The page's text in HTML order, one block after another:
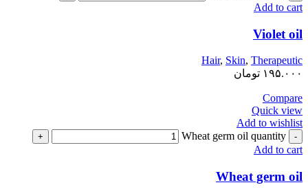
Add to cart
Violet oil
Hair, Skin, Therapeutic
۱۹۵.۰۰۰ تومان
Compare
Quick view
Add to wishlist
Wheat germ oil quantity
Add to cart
Wheat germ oil